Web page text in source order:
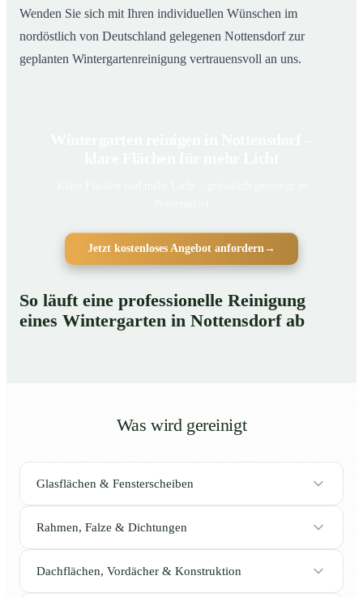
Wenden Sie sich mit Ihren individuellen Wünschen im
nordöstlich von Deutschland gelegenen Nottensdorf zur
geplanten Wintergartenreinigung vertrauensvoll an uns.
Jetzt kostenloses Angebot anfordern→
So läuft eine professionelle Reinigung
eines Wintergarten in Nottensdorf ab
Was wird gereinigt
Glasflächen & Fensterscheiben
Rahmen, Falze & Dichtungen
Dachflächen, Vordächer & Konstruktion